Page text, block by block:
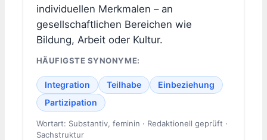
individuellen Merkmalen – an
gesellschaftlichen Bereichen wie
Bildung, Arbeit oder Kultur.
HÄUFIGSTE SYNONYME:
Integration Teilhabe
Einbeziehung
Partizipation
Wortart: Substantiv, feminin · Redaktionell geprüft ·
Sachstruktur